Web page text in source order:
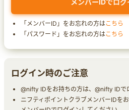
「メンバーID」をお忘れの方はこちら
「パスワード」をお忘れの方はこちら
ログイン時のご注意
@nifty IDをお持ちの方は、@nifty IDで
ニフティポイントクラブメンバーIDを